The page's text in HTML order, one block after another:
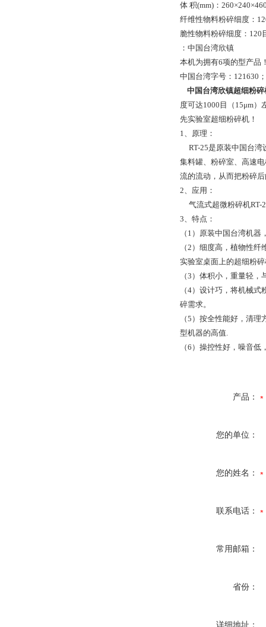
体 积(mm)：
纤维性物料粉碎细度：
脆性物料粉碎细度：120
：中国台湾欣镇
本机为拥有6项的型产品
中国台湾字号：121630
中国台湾欣镇超细粉碎
度可达1000目（15μm
先实验室超细粉碎机！
1、原理：
RT-25是原装中国台湾
集料罐、粉碎室、高速
流的流动，从而把粉碎
2、应用：
气流式超微粉碎机RT-
3、特点：
（1）原装中国台湾机
（2）细度高，植物性
实验室桌面上的超细粉
（3）体积小，重量轻
（4）设计巧，将机械
碎需求。
（5）按全性能好，清
型机器的高值.
（6）操控性好，噪音
产品：
您的单位：
您的姓名：
联系电话：
常用邮箱：
省份：
详细地址：